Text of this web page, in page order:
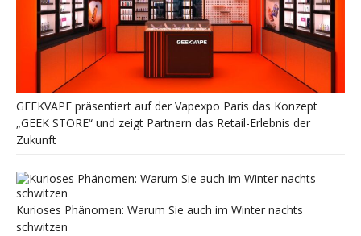
GEEKVAPE präsentiert auf der Vapexpo Paris das Konzept
„GEEK STORE“ und zeigt Partnern das Retail-Erlebnis der
Zukunft
Kurioses Phänomen: Warum Sie auch im Winter nachts
schwitzen